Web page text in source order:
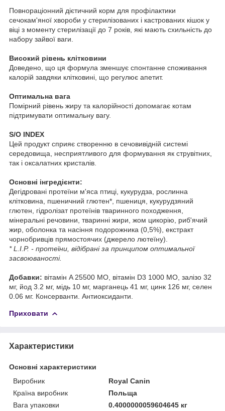
Повнораціонний дієтичний корм для профілактики
сечокам'яної хвороби у стерилізованих і кастрованих кішок у
віці з моменту стерилізації до 7 років, які мають схильність до
набору зайвої ваги.
Високий рівень клітковини
Доведено, що ця формула зменшує спонтанне споживання
калорій завдяки клітковині, що регулює апетит.
Оптимальна вага
Помірний рівень жиру та калорійності допомагає котам
підтримувати оптимальну вагу.
S/O INDEX
Цей продукт сприяє створенню в сечовивідній системі
середовища, несприятливого для формування як струвітних,
так і оксалатних кристалів.
Основні інгредієнти:
Дегідровані протеїни м'яса птиці, кукурудза, рослинна
клітковина, пшеничний глютен*, пшениця, кукурудзяний
глютен, гідролізат протеїнів тваринного походження,
мінеральні речовини, тваринні жири, жом цикорію, риб'ячий
жир, оболонка та насіння подорожника (0,5%), екстракт
чорнобривців прямостоячих (джерело лютеїну).
* L.I.P. - протеїни, відібрані за принципом оптимальної
засвоюваності.
Добавки: вітамін A 25500 MO, вітамін D3 1000 MO, залізо 32
мг, йод 3.2 мг, мідь 10 мг, марганець 41 мг, цинк 126 мг, селен
0.06 мг. Консерванти. Антиоксиданти.
Приховати
Характеристики
Основні характеристики
Виробник
Royal Canin
Країна виробник
Польща
Вага упаковки
0.4000000059604645 кг